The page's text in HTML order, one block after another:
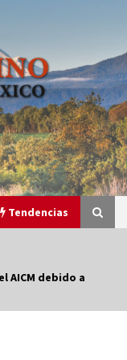
Tendencias
AICM debido a